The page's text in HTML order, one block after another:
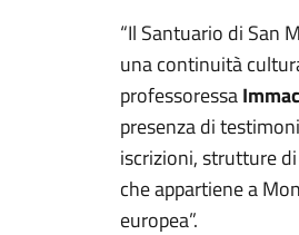
“Il Santuario di San
una continuità
professoressa
presenza di
iscrizioni, strutture
che appartiene a
europea”.